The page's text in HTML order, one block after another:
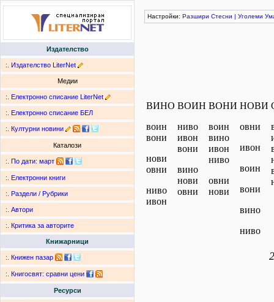
Издателство
:. Издателство LiterNet
Медии
:. Електронно списание LiterNet
:. Електронно списание БЕЛ
:. Културни новини
Каталози
:. По дати: март
:. Електронни книги
:. Раздели / Рубрики
:. Автори
:. Критика за авторите
Книжарници
:. Книжен пазар
:. Книгосвят: сравни цени
Ресурси
Настройки: Разшири Стесни | Уголеми
ВИНО
воин
вони
нови
овни
ниво
ивон
ВОИН
ниво
ивон
вони
вино
нови
овни
ВОНИ
воин
вино
ивон
ниво
овни
нови
НОВИ
овни
ивон
воин
вони
вино
ниво